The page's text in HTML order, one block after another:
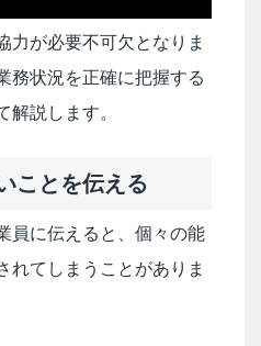
力が必要不可欠となりま
務状況を正確に把握する
解説します。
ことを伝える
員に伝えると、個々の能
れてしまうことがありま